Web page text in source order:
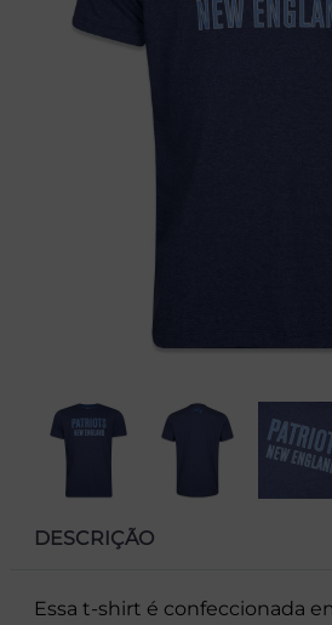
DESCRIÇÃO
Essa t-shirt é confeccionada